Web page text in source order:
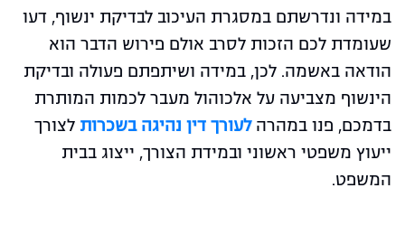
במידה ונדרשתם במסגרת העיכוב לבדיקת ינשוף, דעו
שעומדת לכם הזכות לסרב אולם פירוש הדבר הוא
הודאה באשמה. לכן, במידה ושיתפתם פעולה ובדיקת
הינשוף מצביעה על אלכוהול מעבר לכמות המותרת
בדמכם, פנו במהרהלעורך דין נהיגה בשכרות לצורך
ייעוץ משפטי ראשוני ובמידת הצורך, ייצוג בבית
המשפט.